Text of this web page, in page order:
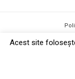
Acest site